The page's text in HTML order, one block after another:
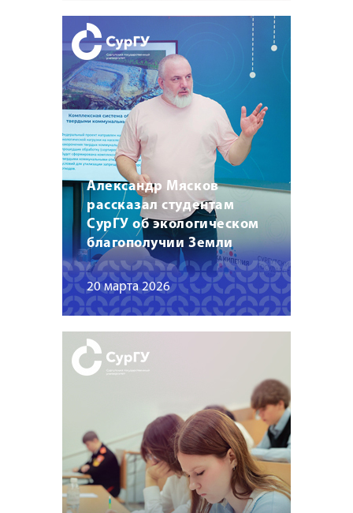
Александр Мясков
рассказал студентам
СурГУ об экологическом
благополучии Земли
20 марта 2026